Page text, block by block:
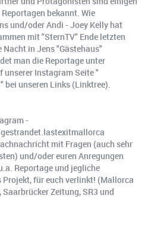
bekannt. Wie
und/oder Andi - Joey Kelly hat
mit "SternTV" Ende letzten
in Jens "Gästehaus"
man die Reportage unter
Instagram Seite "
unseren Links (Linktree).
-
mit Fragen (auch sehr
und/oder euren Anregungen
Reportage und jegliche
für euch verlinkt! (Mallorca
Zeitung, SR3 und